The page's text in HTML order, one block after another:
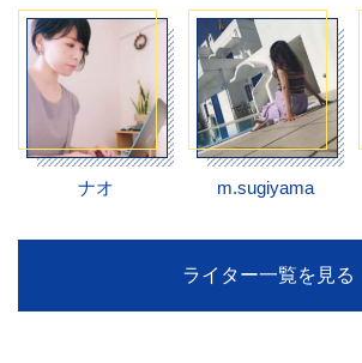
ナオ m.sugiyama
ライター一覧を見る